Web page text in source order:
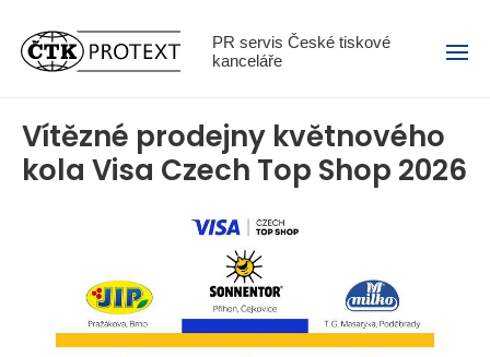
PR servis České tiskové
kanceláře
Menu
Vítězné prodejny květnového
kola Visa Czech Top Shop 2026